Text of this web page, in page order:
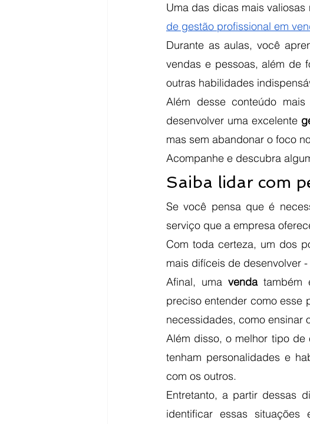
Uma das dicas mais
de gestão profissional em
Durante as aulas, você
vendas e pessoas, além de
outras habilidades
Além desse conteúdo
desenvolver uma excelente
mas sem abandonar o foco
Acompanhe e descubra
Saiba lidar com
Se você pensa que é
serviço que a empresa
Com toda certeza, um dos
mais difíceis de desenvolver
Afinal, uma venda também
preciso entender como esse
necessidades, como ensinar
Além disso, o melhor tipo
tenham personalidades e
com os outros.
Entretanto, a partir dessas
identificar essas